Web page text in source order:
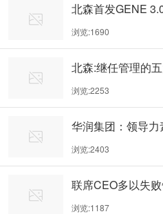
北森首发GENE
力模型
浏览:1690
北森:继任管理的
浏览:2253
华润集团：领导
浏览:2403
联席CEO多以失
浏览:1187